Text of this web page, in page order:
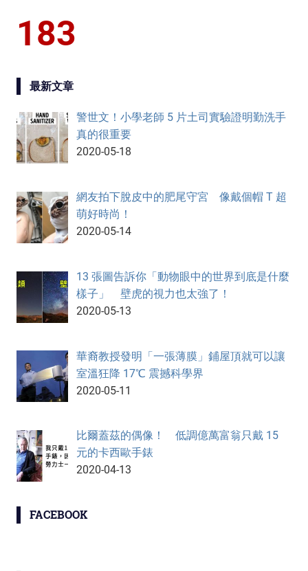
183
最新文章
警世文！小學老師 5 片土司實驗證明勤洗手
真的很重要
2020-05-18
網友拍下脫皮中的肥尾守宮 像戴個帽 T 超
萌好時尚！
2020-05-14
13 張圖告訴你「動物眼中的世界到底是什麼
樣子」 壁虎的視力也太強了！
2020-05-13
華裔教授發明「一張薄膜」鋪屋頂就可以讓
室溫狂降 17℃ 震撼科學界
2020-05-11
比爾蓋茲的偶像！ 低調億萬富翁只戴 15
元的卡西歐手錶
2020-04-13
FACEBOOK